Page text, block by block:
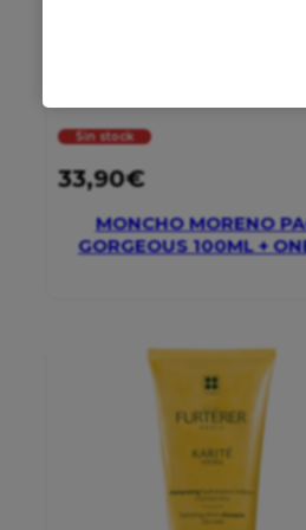
Sin stock
33,90€
MONCHO MORENO
GORGEOUS 100ML +